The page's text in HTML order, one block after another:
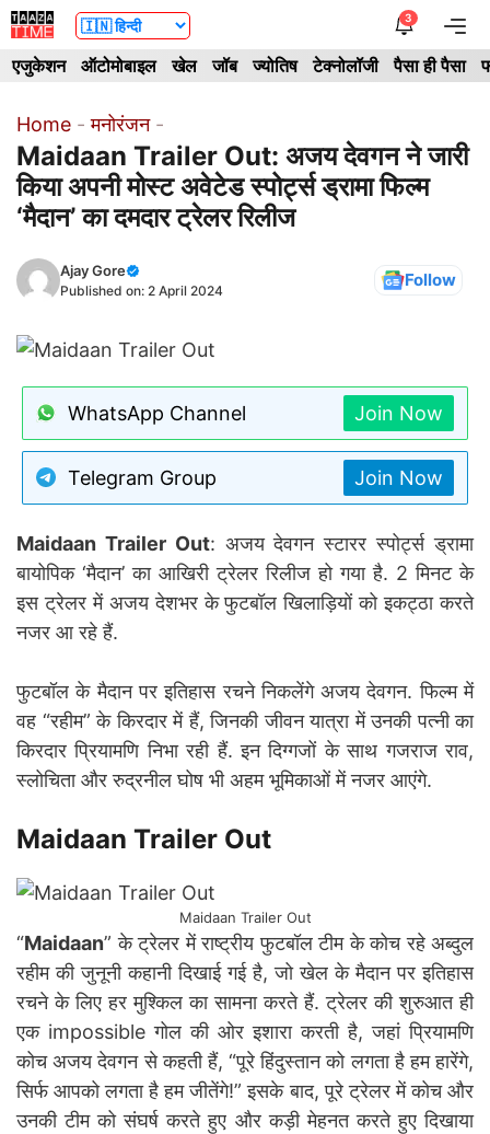
Skip
to
content
3
एजुकेशन ऑटोमोबाइल खेल जॉब ज्योतिष टेक्नोलॉजी पैसा ही पैसा
Home -मनोरंजन-
Maidaan Trailer Out: अजय देवगन ने जारी
किया अपनी मोस्ट अवेटेड स्पोर्ट्स ड्रामा फिल्म
‘मैदान’ का दमदार ट्रेलर रिलीज
Ajay Gore
Published on: 2 April 2024 Follow
WhatsApp Channel Join Now
Telegram Group Join Now
Maidaan Trailer Out: अजय देवगन स्टारर स्पोर्ट्स ड्रामा
बायोपिक ‘मैदान’ का आखिरी ट्रेलर रिलीज हो गया है. 2 मिनट के
इस ट्रेलर में अजय देशभर के फुटबॉल खिलाड़ियों को इकट्ठा करते
नजर आ रहे हैं.
फुटबॉल के मैदान पर इतिहास रचने निकलेंगे अजय देवगन. फिल्म में
वह “रहीम” के किरदार में हैं, जिनकी जीवन यात्रा में उनकी पत्नी का
किरदार प्रियामणि निभा रही हैं. इन दिग्गजों के साथ गजराज राव,
स्लोचिता और रुद्रनील घोष भी अहम भूमिकाओं में नजर आएंगे.
Maidaan Trailer Out
Maidaan Trailer Out
“Maidaan” के ट्रेलर में राष्ट्रीय फुटबॉल टीम के कोच रहे अब्दुल
रहीम की जुनूनी कहानी दिखाई गई है, जो खेल के मैदान पर इतिहास
रचने के लिए हर मुश्किल का सामना करते हैं. ट्रेलर की शुरुआत ही
एक impossible गोल की ओर इशारा करती है, जहां प्रियामणि
कोच अजय देवगन से कहती हैं, “पूरे हिंदुस्तान को लगता है हम हारेंगे,
सिर्फ आपको लगता है हम जीतेंगे!” इसके बाद, पूरे ट्रेलर में कोच और
उनकी टीम को संघर्ष करते हुए और कड़ी मेहनत करते हुए दिखाया